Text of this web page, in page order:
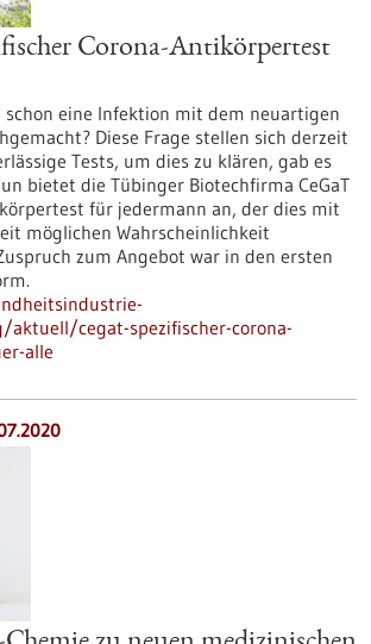
Corona-Antikörpertest
schon eine Infektion mit dem neuartigen
Diese Frage stellen sich derzeit
Tests, um dies zu klären, gab es
bietet die Tübinger Biotechfirma CeGaT
für jedermann an, der dies mit
möglichen Wahrscheinlichkeit
zum Angebot war in den ersten
aktuell/cegat-spezifischer-corona-
alle